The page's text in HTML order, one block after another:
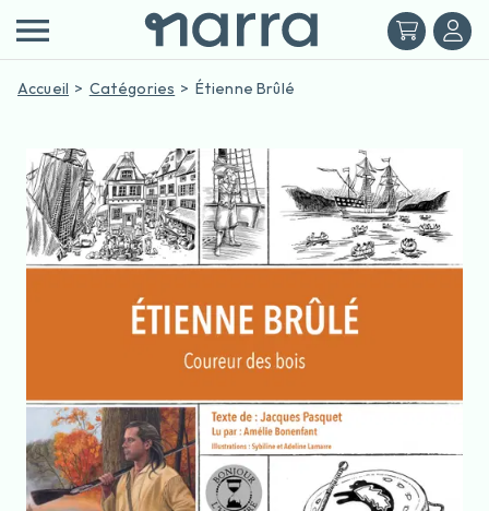
Accueil Catégories Étienne Brûlé